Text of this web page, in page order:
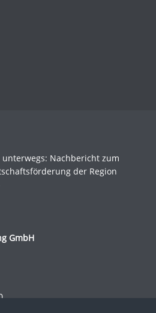
unterwegs: Nachbericht zum
der Region
GmbH